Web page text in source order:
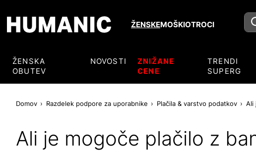
ŽENSKEMOŠKIOTROCI
ŽENSKA
OBUTEV
NOVOSTI
ZNIŽANE
CENE
TRENDI
SUPERG
Domov Razdelek podpore za uporabnike Plačila & varstvo podatkov Ali
Ali je mogoče plačilo z